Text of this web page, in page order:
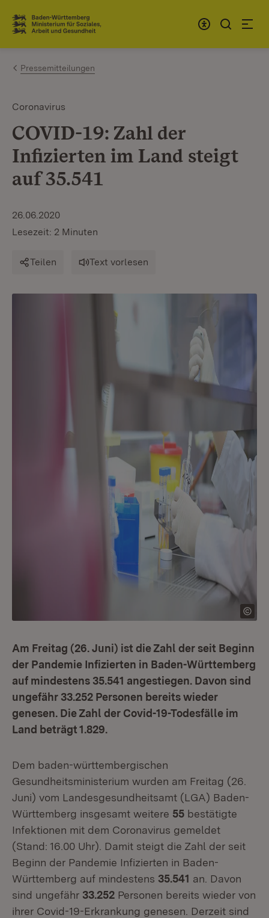
Zum Inhalt springen
Link zur Startseite
Pressemitteilungen
Coronavirus
COVID-19: Zahl der
Infizierten im Land steigt
auf 35.541
26.06.2020
Lesezeit: 2 Minuten
Teilen Text vorlesen
Am Freitag (26. Juni) ist die Zahl der seit Beginn
der Pandemie Infizierten in Baden-Württemberg
auf mindestens 35.541 angestiegen. Davon sind
ungefähr 33.252 Personen bereits wieder
genesen. Die Zahl der Covid-19-Todesfälle im
Land beträgt 1.829.
Dem baden-württembergischen
Gesundheitsministerium wurden am Freitag (26.
Juni) vom Landesgesundheitsamt (LGA) Baden-
Württemberg insgesamt weitere 55 bestätigte
Infektionen mit dem Coronavirus gemeldet
(Stand: 16.00 Uhr). Damit steigt die Zahl der seit
Beginn der Pandemie Infizierten in Baden-
Württemberg auf mindestens 35.541 an. Davon
sind ungefähr 33.252 Personen bereits wieder von
ihrer Covid-19-Erkrankung genesen. Derzeit sind